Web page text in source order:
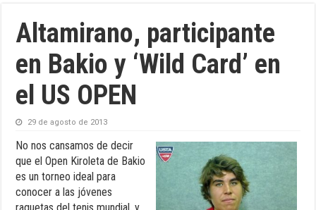
Altamirano, participante
en Bakio y ‘Wild Card’ en
el US OPEN
29 de agosto de 2013
No nos cansamos de decir
que el Open Kiroleta de Bakio
es un torneo ideal para
conocer a las jóvenes